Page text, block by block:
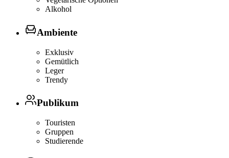
Alkohol
Ambiente
Exklusiv
Gemütlich
Leger
Trendy
Publikum
Touristen
Gruppen
Studierende